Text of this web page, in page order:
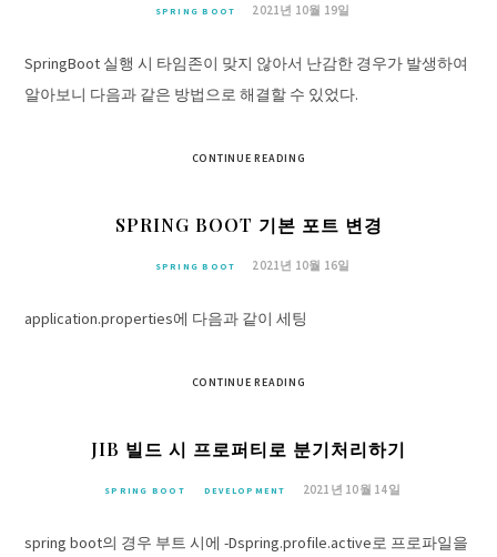
SPRING BOOT 2021년 10월 19일
SpringBoot 실행 시 타임존이 맞지 않아서 난감한 경우가 발생하여
알아보니 다음과 같은 방법으로 해결할 수 있었다.
CONTINUE READING
SPRING BOOT 기본 포트 변경
SPRING BOOT 2021년 10월 16일
application.properties에 다음과 같이 세팅
CONTINUE READING
JIB 빌드 시 프로퍼티로 분기처리하기
SPRING BOOT DEVELOPMENT 2021년 10월 14일
spring boot의 경우 부트 시에 -Dspring.profile.active로 프로파일을